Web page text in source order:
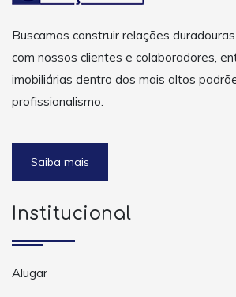
Buscamos construir relações
com nossos clientes e colaboradores,
imobiliárias dentro dos mais altos
profissionalismo.
Saiba mais
Institucional
Alugar